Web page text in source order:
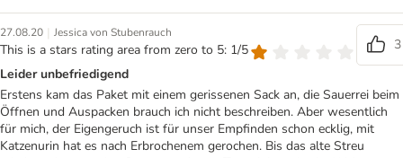
27.08.20 | Jessica von Stubenrauch
This is a stars rating area from zero to 5: 1/5
3
Leider unbefriedigend
Erstens kam das Paket mit einem gerissenen Sack an, die Sauerrei beim
Öffnen und Auspacken brauch ich nicht beschreiben. Aber wesentlich
für mich, der Eigengeruch ist für unser Empfinden schon ecklig, mit
Katzenurin hat es nach Erbrochenem gerochen. Bis das alte Streu